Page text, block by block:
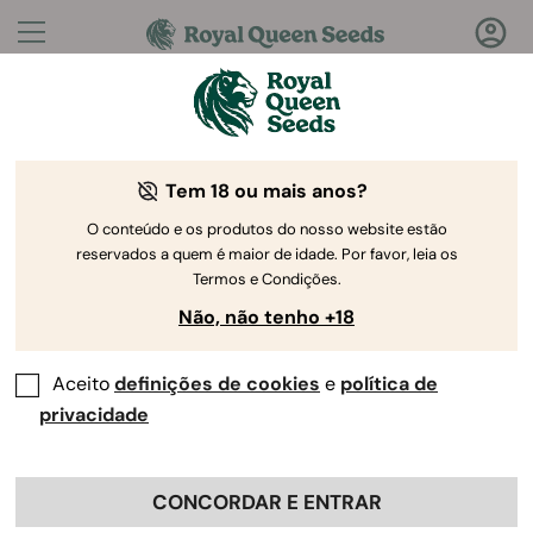
Perguntas?Respostas!
Bem-vindo ao Royal Queen Seeds Help Center
Help Center > Produto e
Cultivo > Sementes de THC
Back
Tem 18 ou mais anos?
O conteúdo e os produtos do nosso website estão
reservados a quem é maior de idade. Por favor, leia os
Termos e Condições.
Não, não tenho +18
Aceitodefinições de cookies e política de
privacidade
CONCORDAR E ENTRAR